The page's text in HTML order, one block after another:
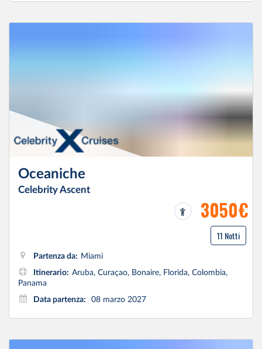
Oceaniche
Celebrity Ascent
3050€
11 Notti
Partenza da: Miami
Itinerario: Aruba, Curaçao, Bonaire, Florida, Colombia,
Panama
Data partenza:
08 marzo 2027